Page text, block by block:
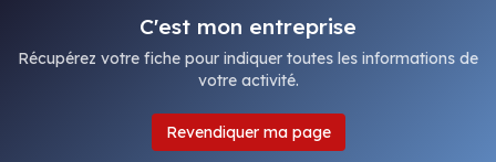
C'est mon entreprise
Récupérez votre fiche pour indiquer toutes les informations de
votre activité.
Revendiquer ma page